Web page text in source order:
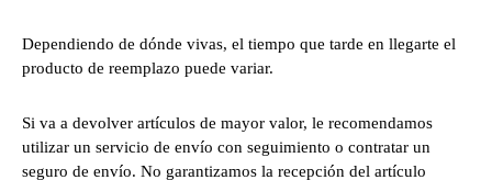
Dependiendo de dónde vivas, el tiempo que tarde en llegarte el
producto de reemplazo puede variar.
Si va a devolver artículos de mayor valor, le recomendamos
utilizar un servicio de envío con seguimiento o contratar un
seguro de envío. No garantizamos la recepción del artículo